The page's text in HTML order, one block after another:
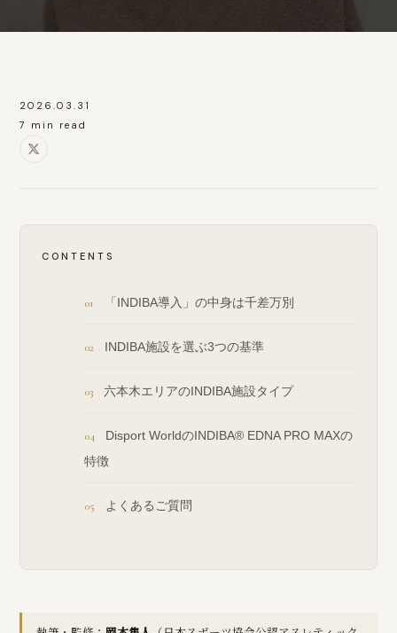
2026.03.31
7 min read
CONTENTS
「INDIBA導入」の中身は千差万別
INDIBA施設を選ぶ3つの基準
六本木エリアのINDIBA施設タイプ
Disport WorldのINDIBA® EDNA PRO MAXの
特徴
よくあるご質問